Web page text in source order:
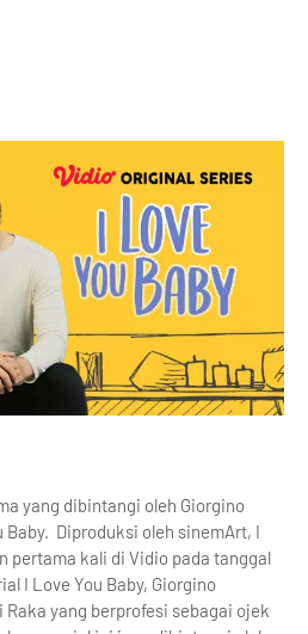
yang dibintangi oleh Giorgino
Baby. Diproduksi oleh sinemArt, I
pertama kali di Vidio pada tanggal
I Love You Baby, Giorgino
yang berprofesi sebagai ojek